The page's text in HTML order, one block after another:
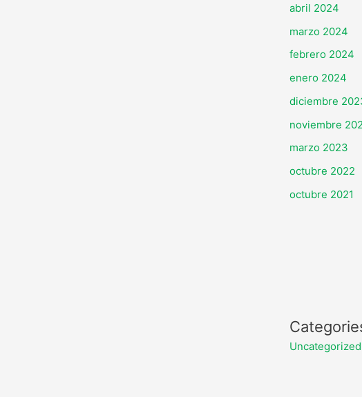
abril 2024
marzo 2024
febrero 2024
enero 2024
diciembre
noviembre
marzo 2023
octubre 2022
octubre 2021
Uncategorized